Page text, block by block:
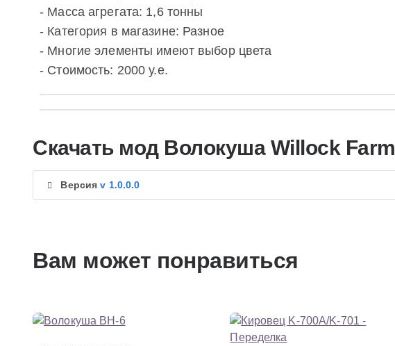
- Масса агрегата: 1,6 тонны
- Категория в магазине: Разное
- Многие элементы имеют выбор цвета
- Стоимость: 2000 у.е.
Скачать мод Волокуша Willock Farm
Версияv 1.0.0.0
Вам может понравиться